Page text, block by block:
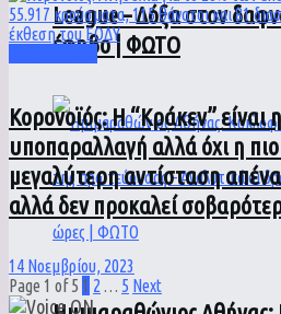
League – Δόξα στον
έφηβο | ΦΩΤΟ
Kορονοϊός: Η “Κράκεν” είναι
υποπαραλλαγή αλλά όχι η πιο
μεγαλύτερη αντίσταση
αλλά δεν προκαλεί
14 Νοεμβρίου, 2023
Page 1 of 5 1 2 … 5 Next